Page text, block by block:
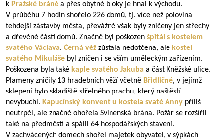
k Pražské bráně a přes obytné bloky je hnal k východu.
V průběhu 7 hodin shořelo 226 domů, tj. více než polovina
tehdejší zástavby města, převážně však byly zničeny jen střechy
a dřevěné části domů. Značně byl poškozen špitál s kostelem
svatého Václava. Černá věž zůstala nedotčena, ale kostel
svatého Mikuláše byl zničen i se vším uměleckým zařízením.
Poškozena byla také kaple svatého Jakuba a část Kněžské ulice.
Plameny zničily 13 hradebních věží včetně Břidličné, v jejímž
sklepení bylo skladiště střelného prachu, který naštěstí
nevybuchl. Kapucínský konvent u kostela svaté Anny příliš
neutrpěl, ale značně ohořela Svinenská brána. Požár se rozšířil
také na předměstí a spálil 64 hospodářských stavení.
V zachvácených domech shořel majetek obyvatel, v sýpkách